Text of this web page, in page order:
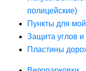
полицейские)
Пункты для
Защита углов
Пластины